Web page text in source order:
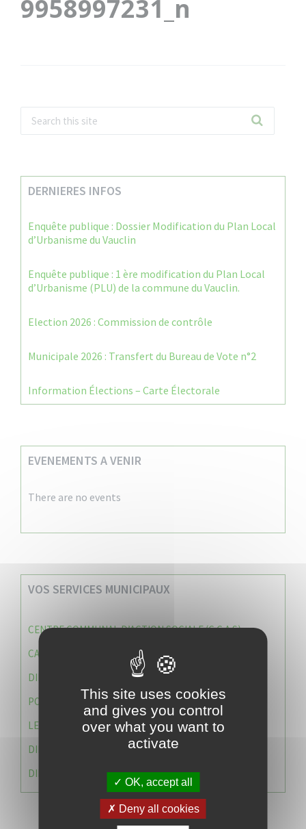
9958997231_n
DERNIERES INFOS
Enquête publique : Dossier Modification du Plan Local
d’Urbanisme du Vauclin
Enquête publique : 1 ère modification du Plan Local
d’Urbanisme (PLU) de la commune du Vauclin.
Election 2026 : Commission de contrôle
Municipale 2026 : Transfert du Bureau de Vote n°2
Information Élections – Carte Électorale
EVENEMENTS A VENIR
There are no events
VOS SERVICES MUNICIPAUX
CENTRE COMMUNAL D’ACTION SOCIALE (C.C.A.S)
CAISSE DES ÉCOLES
DIRECTION DES SERVICES TECHNIQUES
POLICE MUNICIPALE
LE CABINET DU MAIRE
DIRECTION DES RESSOURCES ET MOYENS
DIRECTION DU DEVELLOPPEMENT URBAIN DURABL
This site uses cookies
and gives you control
over what you want to
activate
OK, accept all
Deny all cookies